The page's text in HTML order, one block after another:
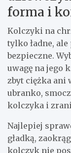
forma i
Kolczyki na
tylko ładne,
bezpieczne.
uwagę na jego
zbyt ciężka ani
ubranko,
kolczyka i
Najlepiej
gładką,
kolczyk nie